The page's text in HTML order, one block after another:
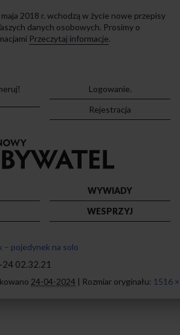
2018 r. wchodzą w życie nowe przepisy
danych osobowych. Prosimy o
Przeczytaj informacje.
Logowanie.
Rejestracja
strony
WYWIADY
WESPRZYJ
– pojedynek na solo
02.32.21
24-04-2024 | Rozmiar oryginału: 1516 ×